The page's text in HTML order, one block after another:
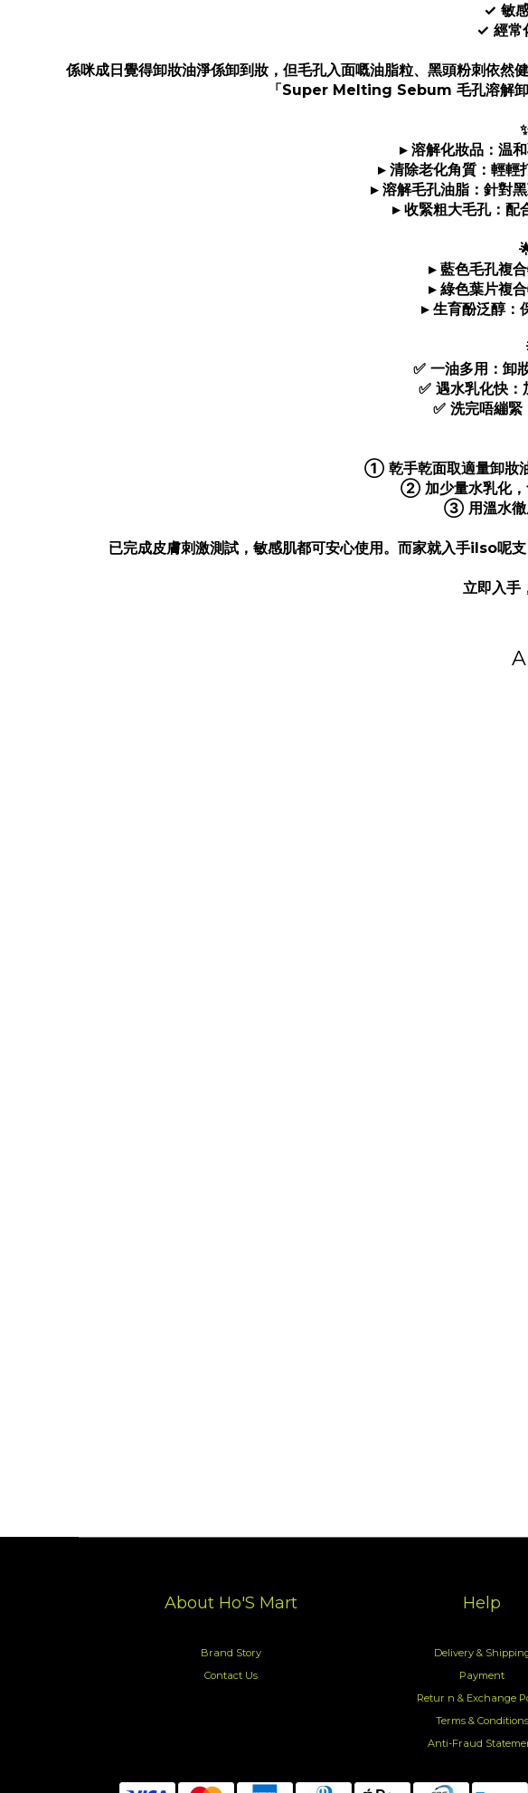
✓ 敏
✓ 經常
係咪成日覺得卸妝油淨係卸到妝，但毛孔入面嘅油脂粒、黑頭粉刺依
「Super Melting Sebum 毛孔溶解卸
▸ 溶解化妝品：温
▸ 清除老化角質：輕輕
▸ 溶解毛孔油脂：針對
▸ 收緊粗大毛孔：配
▸ 藍色毛孔複
▸ 綠色葉片複
▸ 生育酚泛醇：
✅ 一油多用：卸
✅ 遇水乳化快：
✅ 洗完唔繃緊
① 乾手乾面取適量卸妝
② 加少量水乳化，
③ 用溫水徹
已完成皮膚刺激測試，敏感肌都可安心使用。而家就入手ilso呢
立即入手
About Ho'S Mart
Brand Story
Contact Us
Help
Delivery &
Payment
Retur n & Exchange
Terms & Conditions
Anti-Fraud